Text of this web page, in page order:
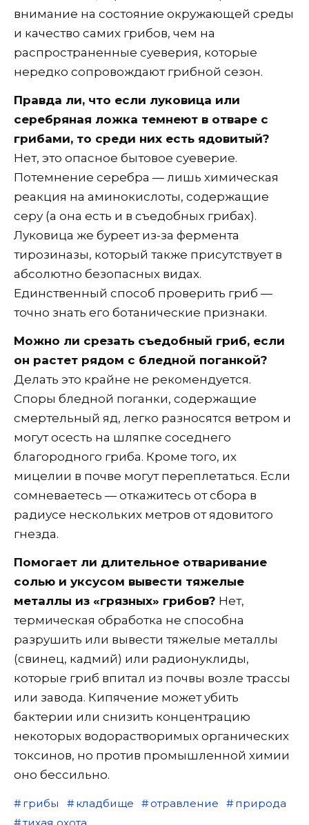
внимание на состояние окружающей среды
и качество самих грибов, чем на
распространенные суеверия, которые
нередко сопровождают грибной сезон.
Правда ли, что если луковица или
серебряная ложка темнеют в отваре с
грибами, то среди них есть ядовитый?
Нет, это опасное бытовое суеверие.
Потемнение серебра — лишь химическая
реакция на аминокислоты, содержащие
серу (а она есть и в съедобных грибах).
Луковица же буреет из-за фермента
тирозиназы, который также присутствует в
абсолютно безопасных видах.
Единственный способ проверить гриб —
точно знать его ботанические признаки.
Можно ли срезать съедобный гриб, если
он растет рядом с бледной поганкой?
Делать это крайне не рекомендуется.
Споры бледной поганки, содержащие
смертельный яд, легко разносятся ветром и
могут осесть на шляпке соседнего
благородного гриба. Кроме того, их
мицелии в почве могут переплетаться. Если
сомневаетесь — откажитесь от сбора в
радиусе нескольких метров от ядовитого
гнезда.
Помогает ли длительное отваривание
солью и уксусом вывести тяжелые
металлы из «грязных» грибов? Нет,
термическая обработка не способна
разрушить или вывести тяжелые металлы
(свинец, кадмий) или радионуклиды,
которые гриб впитал из почвы возле трассы
или завода. Кипячение может убить
бактерии или снизить концентрацию
некоторых водорастворимых органических
токсинов, но против промышленной химии
оно бессильно.
грибы кладбище отравление
природа